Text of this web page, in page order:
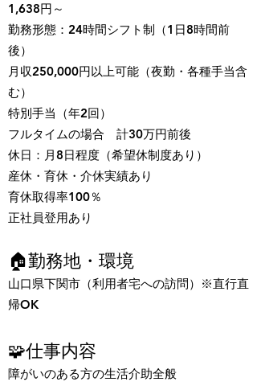
1,638円～
勤務形態：24時間シフト制（1日8時間前
後）
月収250,000円以上可能（夜勤・各種手当含
む）
特別手当（年2回）
フルタイムの場合 計30万円前後
休日：月8日程度（希望休制度あり）
産休・育休・介休実績あり
​​育休取得率100％
正社員登用あり
🏠勤務地・環境
山口県下関市（利用者宅への訪問）※直行直
帰OK
🧩仕事内容
障がいのある方の生活介助全般